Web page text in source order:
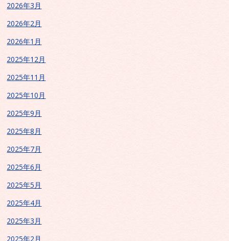
2026年3月
2026年2月
2026年1月
2025年12月
2025年11月
2025年10月
2025年9月
2025年8月
2025年7月
2025年6月
2025年5月
2025年4月
2025年3月
2025年2月